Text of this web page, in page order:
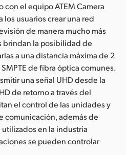
el equipo ATEM Camera
los usuarios crear una red
de manera mucho más
brindan la posibilidad de
a una distancia máxima de 2
de fibra óptica comunes.
una señal UHD desde la
de retorno a través del
el control de las unidades y
comunicación, además de
en la industria
se pueden controlar